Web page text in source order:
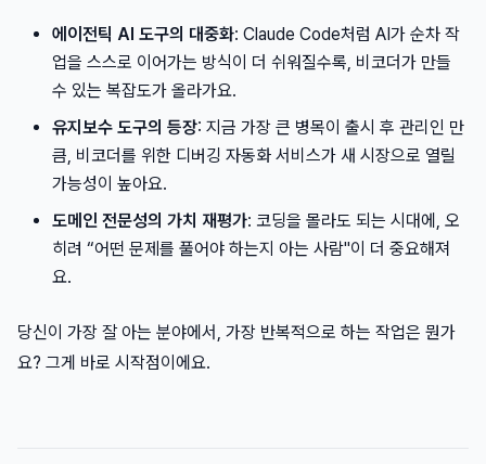
에이전틱 AI 도구의 대중화: Claude Code처럼 AI가 순차 작
업을 스스로 이어가는 방식이 더 쉬워질수록, 비코더가 만들
수 있는 복잡도가 올라가요.
유지보수 도구의 등장: 지금 가장 큰 병목이 출시 후 관리인 만
큼, 비코더를 위한 디버깅 자동화 서비스가 새 시장으로 열릴
가능성이 높아요.
도메인 전문성의 가치 재평가: 코딩을 몰라도 되는 시대에, 오
히려 “어떤 문제를 풀어야 하는지 아는 사람"이 더 중요해져
요.
당신이 가장 잘 아는 분야에서, 가장 반복적으로 하는 작업은 뭔가
요? 그게 바로 시작점이에요.